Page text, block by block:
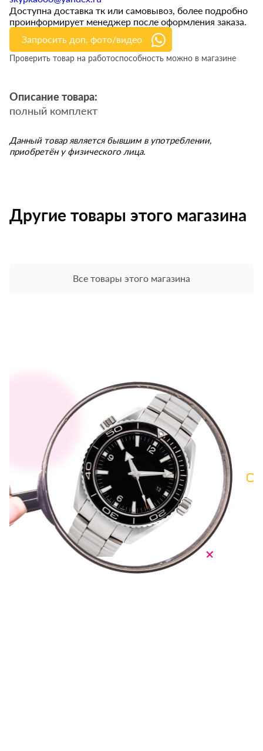
Доступна доставка тк или самовывоз, более подробно
проинформирует менеджер после оформления заказа.
Запросить доп. фото/видео
Проверить товар на работоспособность можно в магазине
Описание товара:
полный комплект
Данный товар является бывшим в употреблении,
приобретён у физического лица.
Другие товары этого магазина
Все товары этого магазина